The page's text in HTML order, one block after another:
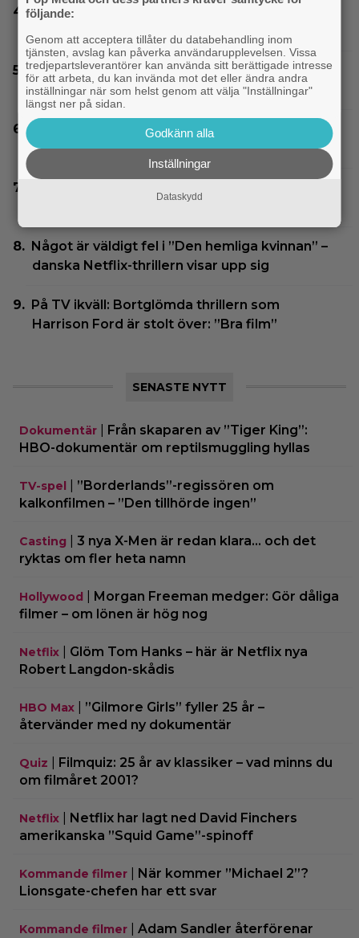
”Grown Ups”-gänget återförenat – Adam
Sandler delar första bilden från trean
Nu vet vi vem som spelar skurken Ganondorf i
”The Legend of Zelda”
Filmquiz: 25 år av klassiker – vad minns du om
filmåret 2001?
Något är väldigt fel i ”Den hemliga kvinnan” –
danska Netflix-thrillern visar upp sig
På TV ikväll: Bortglömda thrillern som
Harrison Ford är stolt över: ”Bra film”
SENASTE NYTT
Dokumentär
Från skaparen av ”Tiger King”:
HBO-dokumentär om reptilsmuggling hyllas
TV-spel
”Borderlands”-regissören om
kalkonfilmen – ”Den tillhörde ingen”
Casting
3 nya X-Men är redan klara… och det
ryktas om fler heta namn
Hollywood
Morgan Freeman medger: Gör dåliga
filmer – om lönen är hög nog
Netflix
Glöm Tom Hanks – här är Netflix nya
Robert Langdon-skådis
HBO Max
”Gilmore Girls” fyller 25 år –
återvänder med ny dokumentär
Quiz
Filmquiz: 25 år av klassiker – vad minns du
om filmåret 2001?
Netflix
Netflix har lagt ned David Finchers
amerikanska ”Squid Game”-spinoff
Kommande filmer
När kommer ”Michael 2”?
Lionsgate-chefen har ett svar
Kommande filmer
Adam Sandler återförenar
följande:
Genom att acceptera tillåter du databehandling inom
tjänsten, avslag kan påverka användarupplevelsen. Vissa
tredjepartsleverantörer kan använda sitt berättigade intresse
för att arbeta, du kan invända mot det eller ändra andra
inställningar när som helst genom att välja "Inställningar"
längst ner på sidan.
Godkänn alla
Inställningar
Dataskydd